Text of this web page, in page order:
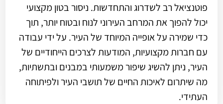
פוטנציאל רב לשדרוג והתחדשות. ניסור בטון מקצועי
יכול להפוך את המרחב העירוני לנוח ובטוח יותר, תוך
כדי שמירה על אופייה המיוחד של העיר. על ידי עבודה
עם חברות מקצועיות, המודעות לצרכים הייחודיים של
העיר, ניתן להשיג שיפור משמעותי במבנים ובתשתיות,
מה שיתרום לאיכות החיים של תושבי העיר ולפיתוחה
העתידי.